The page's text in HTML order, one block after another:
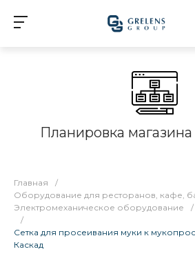
Планировка
Главная
/
Оборудование для ресторанов, кафе,
Электромеханическое оборудование
/
/
Сетка для просеивания муки к
Каскад